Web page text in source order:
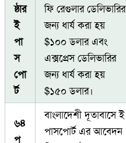
ষ্ঠার
ই
পা
স
পো
র্ট
ফি রেগুলার ডেলিভারির
জন্য ধার্য করা হয়
$১০০ ডলার এবং
এক্সপ্রেস ডেলিভারির
জন্য ধার্য করা হয়
$১৫০ ডলার।
৬৪
পৃ
বাংলাদেশী দূতাবাসে ই
পাসপোর্ট এর আবেদন